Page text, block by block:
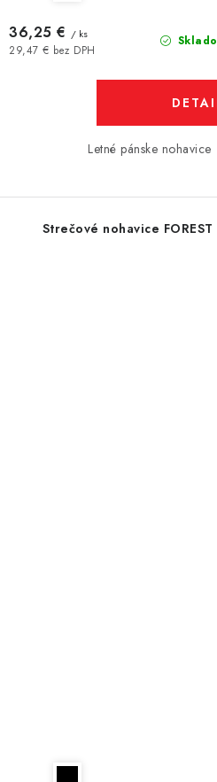
29,47 € bez DPH
36,25 € / ks
Letné pánske
Strečové nohavice